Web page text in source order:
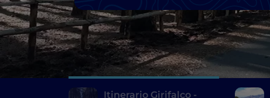
Itinerario Girifalco -